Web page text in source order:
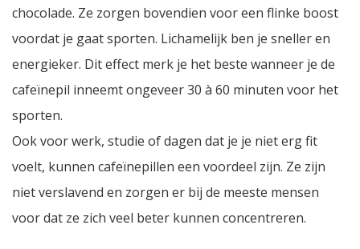
chocolade. Ze zorgen bovendien voor een flinke boost
voordat je gaat sporten. Lichamelijk ben je sneller en
energieker. Dit effect merk je het beste wanneer je de
cafeïnepil inneemt ongeveer 30 à 60 minuten voor het
sporten.
Ook voor werk, studie of dagen dat je je niet erg fit
voelt, kunnen cafeïnepillen een voordeel zijn. Ze zijn
niet verslavend en zorgen er bij de meeste mensen
voor dat ze zich veel beter kunnen concentreren.